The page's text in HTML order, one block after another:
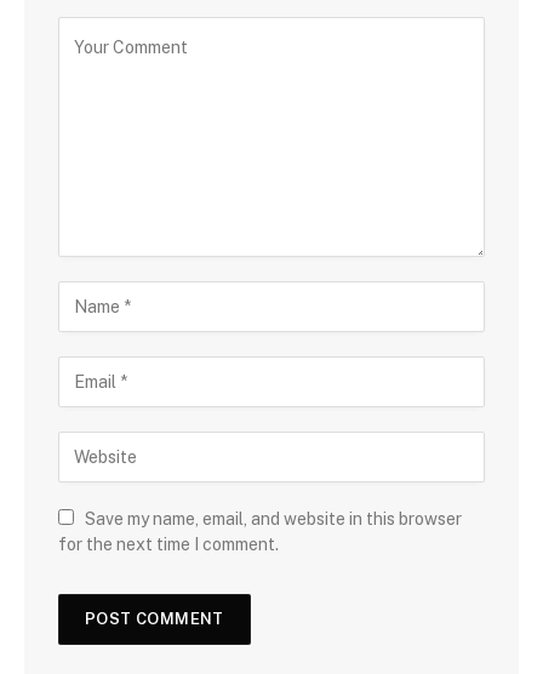
Save my name, email, and website in this browser
for the next time I comment.